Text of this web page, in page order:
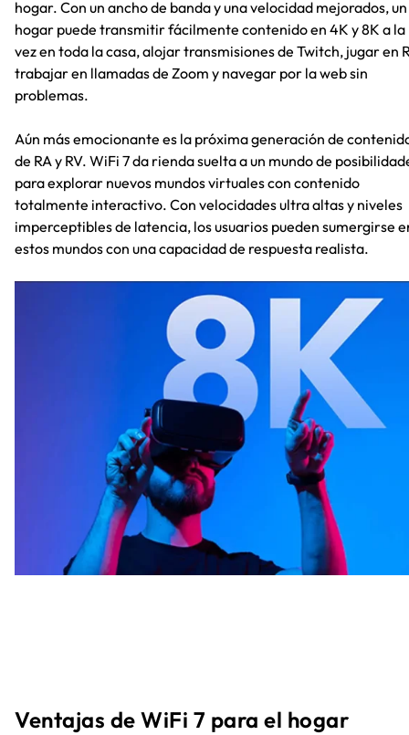
hogar. Con un ancho de banda y una velocidad mejorados, un
hogar puede transmitir fácilmente contenido en 4K y 8K a la
vez en toda la casa, alojar transmisiones de Twitch, jugar en
trabajar en llamadas de Zoom y navegar por la web sin
problemas.
Aún más emocionante es la próxima generación de
de RA y RV. WiFi 7 da rienda suelta a un mundo de
para explorar nuevos mundos virtuales con contenido
totalmente interactivo. Con velocidades ultra altas y niveles
imperceptibles de latencia, los usuarios pueden sumergirse
estos mundos con una capacidad de respuesta realista.
Ventajas de WiFi 7 para el hogar